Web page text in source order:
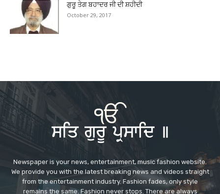
ਗੁਰੂ ਤੇਗ ਬਹਾਦਰ ਜੀ ਦੀ ਸ਼ਹੀਦੀ
October 29, 2017
Newspaper is your news, entertainment, music fashion website.
We provide you with the latest breaking news and videos straight
from the entertainment industry. Fashion fades, only style
remains the same. Fashion never stops. There are always